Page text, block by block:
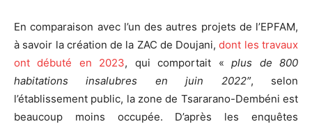
En comparaison avec l’un des autres projets de l’EPFAM,
à savoir la création de la ZAC de Doujani,dont les travaux
ont débuté en 2023, qui comportait «plus de 800
habitations insalubres en juin 2022″, selon
l’établissement public, la zone de Tsararano-Dembéni est
beaucoup moins occupée. D’après les enquêtes